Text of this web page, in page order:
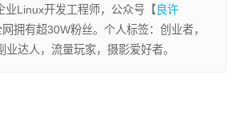
业Linux开发工程师，公众号【 良许
拥有超30W粉丝。个人标签：创业者，
业达人，流量玩家，摄影爱好者。